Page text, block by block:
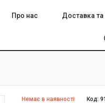
Про нас Доставка та
Немає в наявності Код: